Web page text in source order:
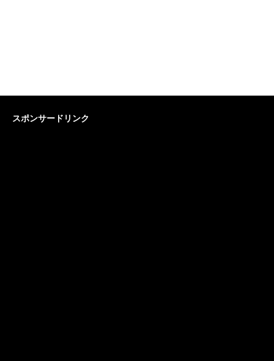
スポンサードリンク